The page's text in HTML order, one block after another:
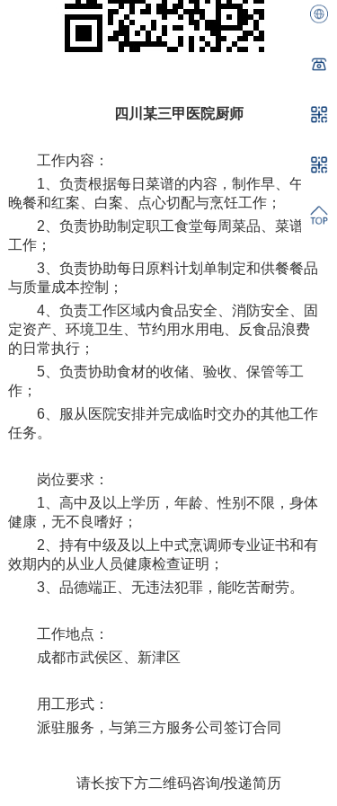
四川某三甲医院厨师
工作内容：
1、负责根据每日菜谱的内容，制作早、午、
晚餐和红案、白案、点心切配与烹饪工作；
2、负责协助制定职工食堂每周菜品、菜谱的
工作；
3、负责协助每日原料计划单制定和供餐餐品
与质量成本控制；
4、负责工作区域内食品安全、消防安全、固
定资产、环境卫生、节约用水用电、反食品浪费
的日常执行；
5、负责协助食材的收储、验收、保管等工
作；
6、服从医院安排并完成临时交办的其他工作
任务。
岗位要求：
1、高中及以上学历，年龄、性别不限，身体
健康，无不良嗜好；
2、持有中级及以上中式烹调师专业证书和有
效期内的从业人员健康检查证明；
3、品德端正、无违法犯罪，能吃苦耐劳。
工作地点：
成都市武侯区、新津区
用工形式：
派驻服务，与第三方服务公司签订合同
请长按下方二维码咨询/投递简历